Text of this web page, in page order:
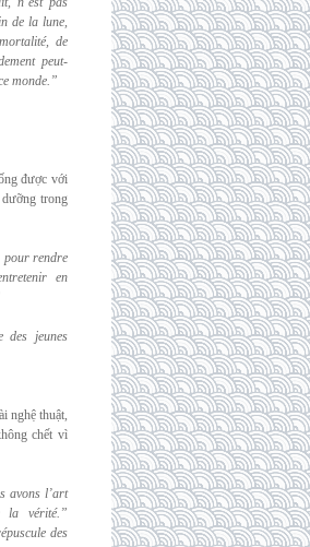
de la lune,
de
peut-
monde.”
được với
trong
pour rendre
en
des jeunes
nghệ thuật,
chết vì
avons l’art
la vérité.”
des